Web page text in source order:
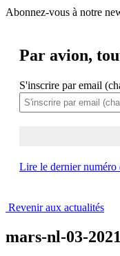
Abonnez-vous à notre
Par avion,
S'inscrire par email
Lire le dernier numéro
Revenir aux actualités
mars-nl-03-2021